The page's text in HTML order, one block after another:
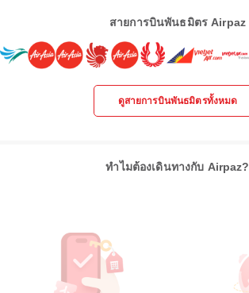
สายการบินพันธมิตร Airpaz
ดูสายการบินพันธมิตรทั้งหมด
ทำไมต้องเดินทางกับ Airpaz?